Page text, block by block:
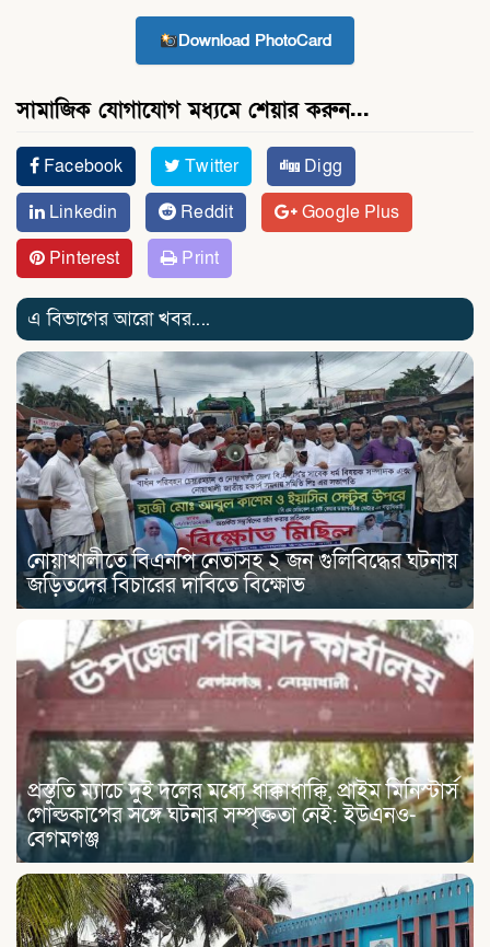
Download PhotoCard
সামাজিক যোগাযোগ মধ্যমে শেয়ার করুন...
Facebook Twitter
Digg
Linkedin
Reddit
Google Plus
Pinterest
Print
এ বিভাগের আরো খবর....
নোয়াখালীতে বিএনপি নেতাসহ ২ জন গুলিবিদ্ধের ঘটনায়
জড়িতদের বিচারের দাবিতে বিক্ষোভ
প্রস্তুতি ম্যাচে দুই দলের মধ্যে ধাক্কাধাক্কি, প্রাইম মিনিস্টার্স
গোল্ডকাপের সঙ্গে ঘটনার সম্পৃক্ততা নেই: ইউএনও-
বেগমগঞ্জ